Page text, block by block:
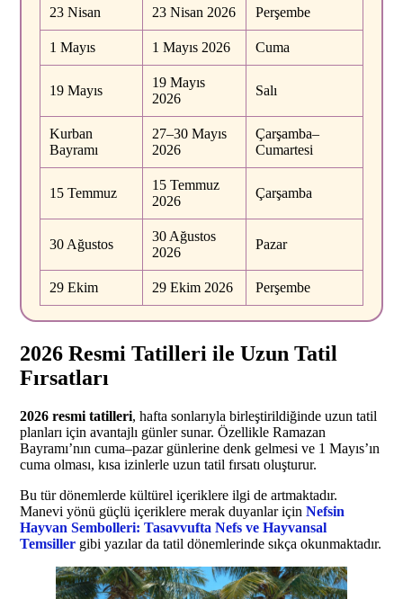
23 Nisan 23 Nisan 2026 Perşembe
1 Mayıs 1 Mayıs 2026 Cuma
19 Mayıs
19 Mayıs
2026
Salı
Kurban
Bayramı
27–30 Mayıs
2026
Çarşamba–
Cumartesi
15 Temmuz
15 Temmuz
2026
Çarşamba
30 Ağustos
30 Ağustos
2026
Pazar
29 Ekim 29 Ekim 2026 Perşembe
2026 Resmi Tatilleri ile Uzun Tatil
Fırsatları
2026 resmi tatilleri, hafta sonlarıyla birleştirildiğinde uzun tatil
planları için avantajlı günler sunar. Özellikle Ramazan
Bayramı’nın cuma–pazar günlerine denk gelmesi ve 1 Mayıs’ın
cuma olması, kısa izinlerle uzun tatil fırsatı oluşturur.
Bu tür dönemlerde kültürel içeriklere ilgi de artmaktadır.
Manevi yönü güçlü içeriklere merak duyanlar için Nefsin
Hayvan Sembolleri: Tasavvufta Nefs ve Hayvansal
Temsiller gibi yazılar da tatil dönemlerinde sıkça okunmaktadır.